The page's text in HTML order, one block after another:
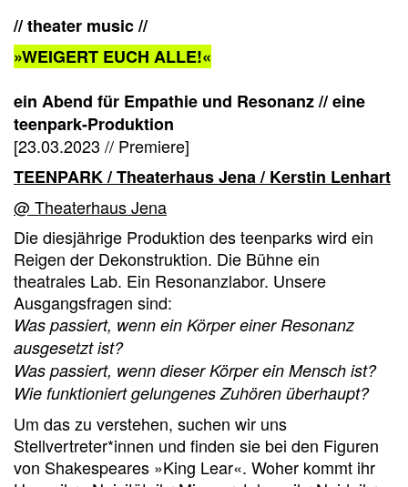
// theater music //
»WEIGERT EUCH ALLE!«
ein Abend für Empathie und Resonanz // eine
teenpark-Produktion
[23.03.2023 // Premiere]
TEENPARK / Theaterhaus Jena / Kerstin Lenhart
@ Theaterhaus Jena
Die diesjährige Produktion des teenparks wird ein
Reigen der Dekonstruktion. Die Bühne ein
theatrales Lab. Ein Resonanzlabor. Unsere
Ausgangsfragen sind:
Was passiert, wenn ein Körper einer Resonanz
ausgesetzt ist?
Was passiert, wenn dieser Körper ein Mensch ist?
Wie funktioniert gelungenes Zuhören überhaupt?
Um das zu verstehen, suchen wir uns
Stellvertreter*innen und finden sie bei den Figuren
von Shakespeares »King Lear«. Woher kommt ihr